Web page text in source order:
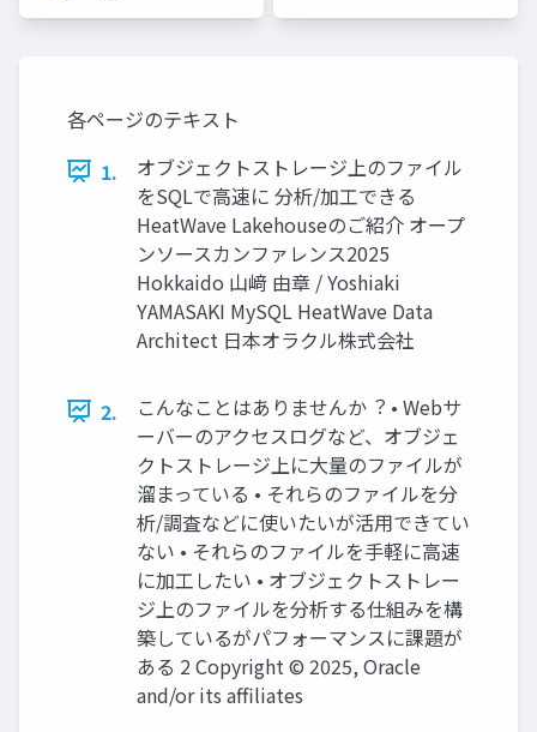
各ページのテキスト
1.
オブジェクトストレージ上のファイル
をSQLで⾼速に 分析/加⼯できる
HeatWave Lakehouseのご紹介 オープ
ンソースカンファレンス2025
Hokkaido ⼭﨑 由章 / Yoshiaki
YAMASAKI MySQL HeatWave Data
Architect ⽇本オラクル株式会社
2.
こんなことはありませんか︖ • Webサ
ーバーのアクセスログなど、オブジェ
クトストレージ上に⼤量のファイルが
溜まっている • それらのファイルを分
析/調査などに使いたいが活⽤できてい
ない • それらのファイルを⼿軽に⾼速
に加⼯したい • オブジェクトストレー
ジ上のファイルを分析する仕組みを構
築しているがパフォーマンスに課題が
ある 2 Copyright © 2025, Oracle
and/or its affiliates